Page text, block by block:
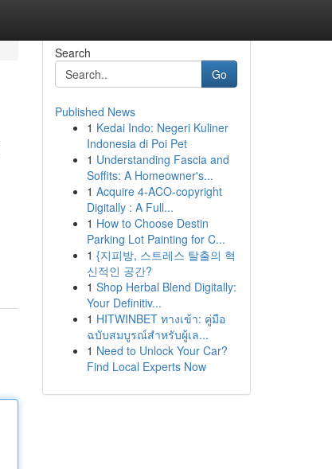
Search
Go
Published News
1 Kedai Indo: Negeri Kuliner
Indonesia di Poi Pet
1 Understanding Fascia and
Soffits: A Homeowner's...
1 Acquire 4-ACO-copyright
Digitally : A Full...
1 How to Choose Destin
Parking Lot Painting for C...
1 {지피방, 스트레스 탈출의 혁
신적인 공간?
1 Shop Herbal Blend Digitally:
Your Definitiv...
1 HITWINBET ทางเข้า: คู่มือ
ฉบับสมบูรณ์สำหรับผู้เล...
1 Need to Unlock Your Car?
Find Local Experts Now